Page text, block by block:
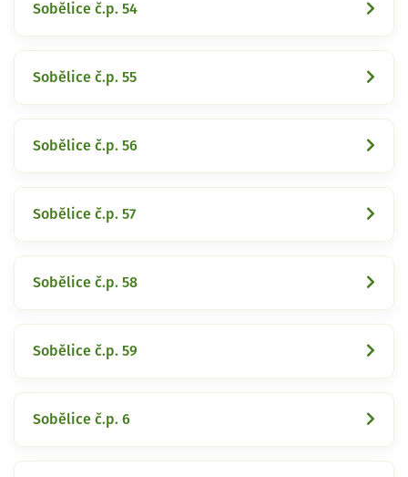
Sobělice č.p. 54
Sobělice č.p. 55
Sobělice č.p. 56
Sobělice č.p. 57
Sobělice č.p. 58
Sobělice č.p. 59
Sobělice č.p. 6